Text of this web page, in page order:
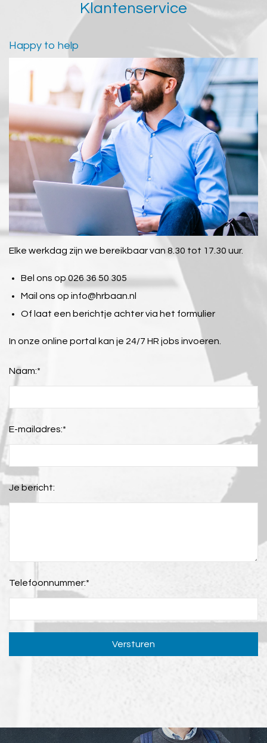
Klantenservice
Happy to help
Elke werkdag zijn we bereikbaar van 8.30 tot 17.30 uur.
Bel ons op 026 36 50 305
Mail ons op info@hrbaan.nl
Of laat een berichtje achter via het formulier
In onze online portal kan je 24/7 HR jobs invoeren.
Naam:*
E-mailadres:*
Je bericht:
Telefoonnummer:*
Versturen